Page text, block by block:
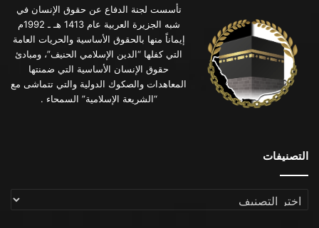
تأسست لجنة الدفاع عن حقوق الإنسان في
شبه الجزيرة العربية عام 1413 هـ ـ 1992م
إيماناً منها بالحقوق الأساسية والحريات العامة
التي كفلها “الدين الإسلامي الحنيف”، ومبادئ
حقوق الإنسان الأساسية التي ضمنتها
المعاهدات والصكوك الدولية والتي تتماشى مع
“الشريعة الإسلامية” السمحاء .
التصنيفات
التصنيفات